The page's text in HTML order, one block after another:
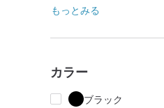
もっとみる
カラー
ブラック